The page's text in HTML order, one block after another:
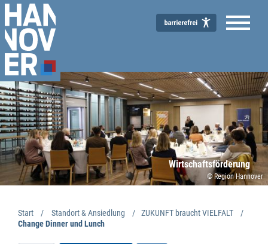
Wirtschaftsförderung
© Region Hannover
Start Standort & Ansiedlung
ZUKUNFT braucht VIELFALT
Change Dinner und Lunch